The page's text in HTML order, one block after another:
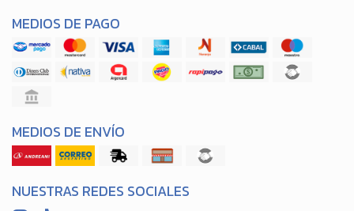
MEDIOS DE PAGO
MEDIOS DE ENVÍO
NUESTRAS REDES SOCIALES